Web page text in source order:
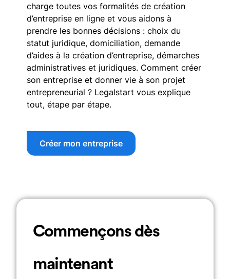
charge toutes vos formalités de création
d’entreprise en ligne et vous aidons à
prendre les bonnes décisions : choix du
statut juridique, domiciliation, demande
d’aides à la création d’entreprise, démarches
administratives et juridiques. Comment créer
son entreprise et donner vie à son projet
entrepreneurial ? Legalstart vous explique
tout, étape par étape.
Créer mon entreprise
Commençons dès
maintenant